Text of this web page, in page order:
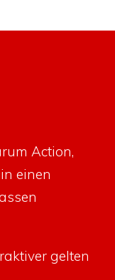
Action,
einen
gelten